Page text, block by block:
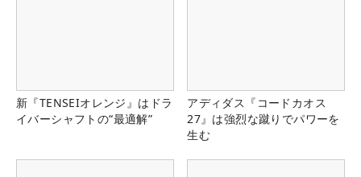
新『TENSEIオレンジ』はドラ
イバーシャフトの“最適解”
アディダス『コードカオス
27』は強烈な蹴りでパワーを
生む